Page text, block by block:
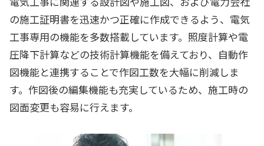
の施工証明書を迅速かつ正確に作成できるよう、電気
工事専用の機能を多数搭載しています。照度計算や電
圧降下計算などの技術計算機能を備えており、自動作
図機能と連携することで作図工数を大幅に削減しま
す。作図後の編集機能も充実しているため、施工時の
図面変更も容易に行えます。